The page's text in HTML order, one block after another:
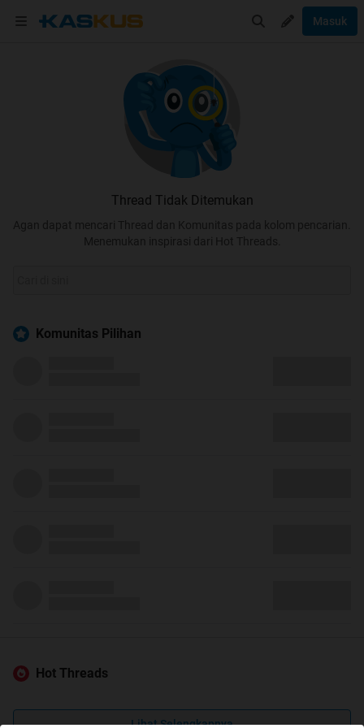
Masuk
Thread Tidak Ditemukan
Agan dapat mencari Thread dan Komunitas pada kolom pencarian.
Menemukan inspirasi dari Hot Threads.
Komunitas Pilihan
Hot Threads
Lihat Selengkapnya